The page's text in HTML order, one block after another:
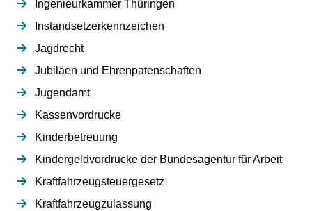
Ingenieurkammer Thüringen
Instandsetzerkennzeichen
Jagdrecht
Jubiläen und Ehrenpatenschaften
Jugendamt
Kassenvordrucke
Kinderbetreuung
Kindergeldvordrucke der Bundesagentur für Arbeit
Kraftfahrzeugsteuergesetz
Kraftfahrzeugzulassung